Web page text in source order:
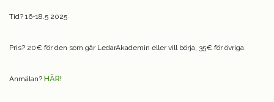
Tid? 16-18.5 2025
Pris? 20€ för den som går LedarAkademin eller vill börja, 35€ för övriga.
Anmälan? HÄR!